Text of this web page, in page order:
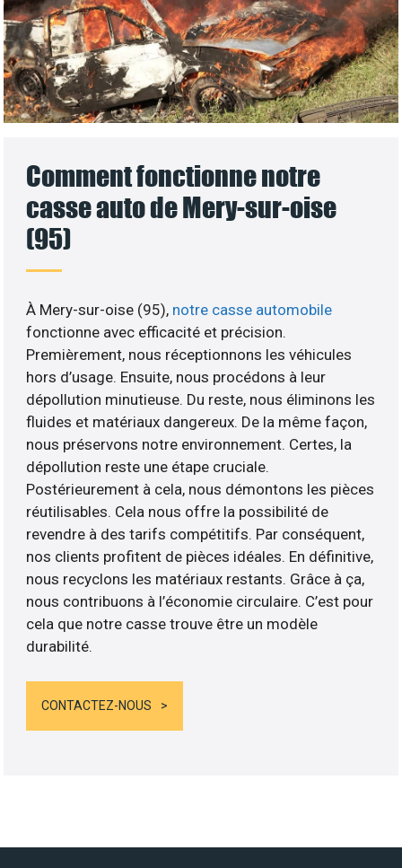
Comment fonctionne notre
casse auto de Mery-sur-oise
(95)
À Mery-sur-oise (95), notre casse automobile
fonctionne avec efficacité et précision.
Premièrement, nous réceptionnons les véhicules
hors d’usage. Ensuite, nous procédons à leur
dépollution minutieuse. Du reste, nous éliminons les
fluides et matériaux dangereux. De la même façon,
nous préservons notre environnement. Certes, la
dépollution reste une étape cruciale.
Postérieurement à cela, nous démontons les pièces
réutilisables. Cela nous offre la possibilité de
revendre à des tarifs compétitifs. Par conséquent,
nos clients profitent de pièces idéales. En définitive,
nous recyclons les matériaux restants. Grâce à ça,
nous contribuons à l’économie circulaire. C’est pour
cela que notre casse trouve être un modèle
durabilité.
CONTACTEZ-NOUS